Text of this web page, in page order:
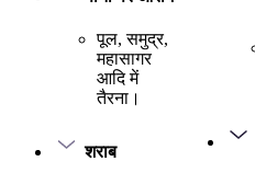
पूल, समुद्र,
महासागर
आदि में
तैरना।
शराब